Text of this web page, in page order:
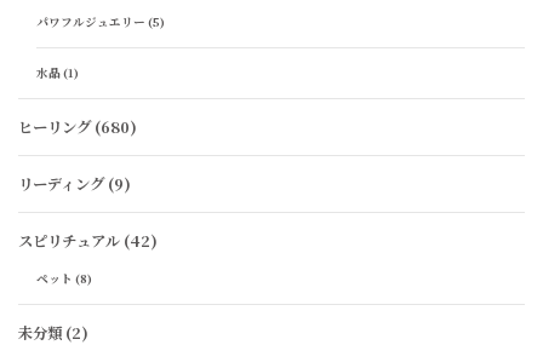
パワフルジュエリー (5)
水晶(1)
ヒーリング(680)
リーディング(9)
スピリチュアル (42)
ペット (8)
未分類 (2)